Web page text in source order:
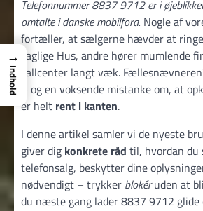
Telefonnummer 8837 9712 er i
omtalte i danske mobilfora. Nogle af
fortæller, at sælgerne hævder at
Faglige Hus, andre hører mumlende
callcenter langt væk.
– og en voksende mistanke om, at
er helt rent i kanten.
I denne artikel samler vi de nyeste
giver dig konkrete råd til, hvordan
telefonsalg, beskytter dine
nødvendigt – trykker blokéruden at
du næste gang lader 8837 9712
→
Indhold